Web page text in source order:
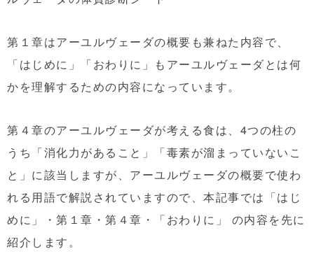
第１章はアーユルヴェーダの概要も兼ねた内容で、
「はじめに」「おわりに」もアーユルヴェーダとは何
かを理解するための内容になっています。
第４章のアーユルヴェーダが考える食は、4つの柱の
うち「消化力があること」「毒素が溜まっていないこ
と」に該当しますが、アーユルヴェーダの概要で使わ
れる用語で解説されていますので、本記事では「はじ
めに」・第１章・第４章・「おわりに」 の内容を先に
紹介します。